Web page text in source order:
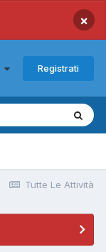
×
Registrati
Tutte Le Attività